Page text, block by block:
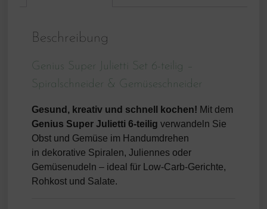
Beschreibung
Genius Super Julietti Set 6-teilig –
Spiralschneider & Gemüseschneider
Gesund, kreativ und schnell kochen! Mit dem
Genius Super Julietti 6-teilig verwandeln Sie
Obst und Gemüse im Handumdrehen
in dekorative Spiralen, Juliennes oder
Gemüsenudeln – ideal für Low-Carb-Gerichte,
Rohkost und Salate.